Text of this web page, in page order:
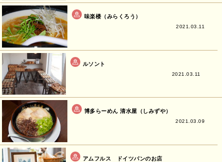
味楽楼（みらくろう）
2021.03.11
ルソント
2021.03.11
博多らーめん 清水屋（しみずや）
2021.03.09
アムフルス ドイツパンのお店